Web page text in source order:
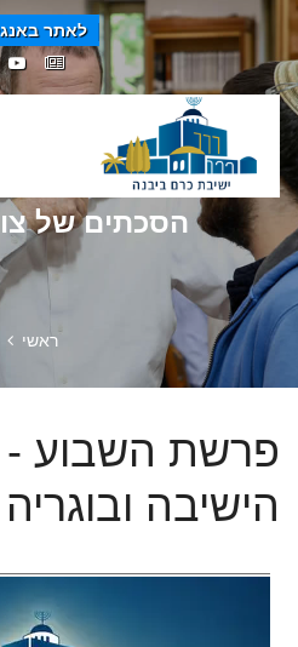
לאתר
הסכתים של
ראשי
פרשת השבוע -
הישיבה ובוגריה